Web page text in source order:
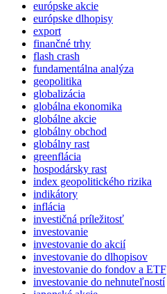
európske akcie
európske dlhopisy
export
finančné trhy
flash crash
fundamentálna analýza
geopolitika
globalizácia
globálna ekonomika
globálne akcie
globálny obchod
globálny rast
greenflácia
hospodársky rast
index geopolitického rizika
indikátory
inflácia
investičná príležitosť
investovanie
investovanie do akcií
investovanie do dlhopisov
investovanie do fondov a ETF
investovanie do nehnuteľností